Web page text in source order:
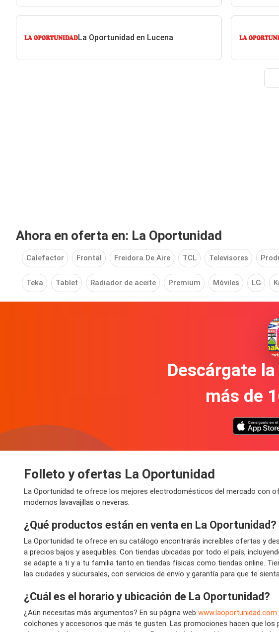
La Oportunidad en Lucena
Ahora en oferta en: La Oportunidad
Calefactor Frontal Freidora De Aire TCL Televisores
Teka Tablet Radiador de aceite Premium Móviles LG
Descárgate
más de
Folleto y ofertas La Oportunidad
La Oportunidad te ofrece los mejores electrodomésticos del mercado con
modernos lavavajillas o neveras.
¿Qué productos están en venta en La Oportunidad?
La Oportunidad te ofrece en su catálogo encontrarás increíbles ofertas y
a precios bajos y asequibles. Con tiendas ubicadas por todo el país,
se adapte a ti y a tu familia tanto en tiendas físicas como tiendas online.
las ciudades y sucursales, con servicios de envío y garantía para que te
¿Cuál es el horario y ubicación de La Oportunidad?
¿Aún necesitas más argumentos? En su página web www.laoportunidad.com
colchones y accesorios que más te gusten. Las promociones hacen que